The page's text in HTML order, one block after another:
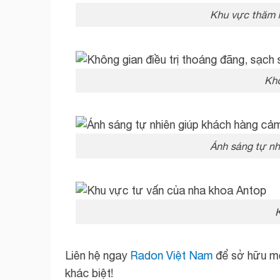
Khu vực thăm
Ánh sáng tự
Liên hệ ngay Radon Việt Nam để sở hữu
khác biệt!